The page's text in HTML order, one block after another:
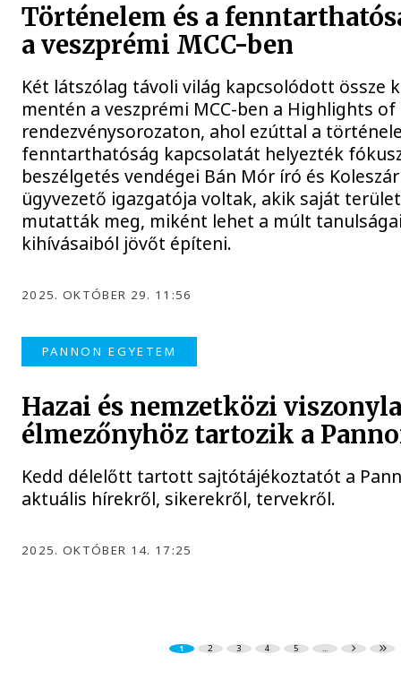
Történelem és a
a veszprémi MCC-ben
Két látszólag távoli világ kapcsolódott össze
mentén a veszprémi MCC-ben a Highlights
rendezvénysorozaton, ahol ezúttal a
fenntarthatóság kapcsolatát helyezték
beszélgetés vendégei Bán Mór író és Koleszár
ügyvezető igazgatója voltak, akik saját
mutatták meg, miként lehet a múlt
kihívásaiból jövőt építeni.
2025. OKTÓBER 29. 11:56
PANNON EGYETEM
Hazai és nemzetközi
élmezőnyhöz tartozik a
Kedd délelőtt tartott sajtótájékoztatót a
aktuális hírekről, sikerekről, tervekről.
2025. OKTÓBER 14. 17:25
1 2 3 4 5 ...